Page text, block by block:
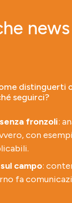
distinguerti
seguirci?
fronzoli:
con
campo:
fa